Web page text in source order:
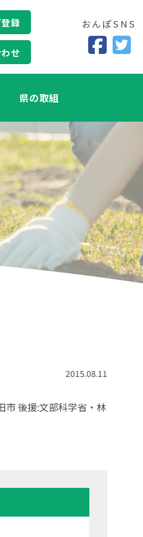
県の取組
録
せ
おんぽSNS
2015.08.11
市 後援:文部科学省・林